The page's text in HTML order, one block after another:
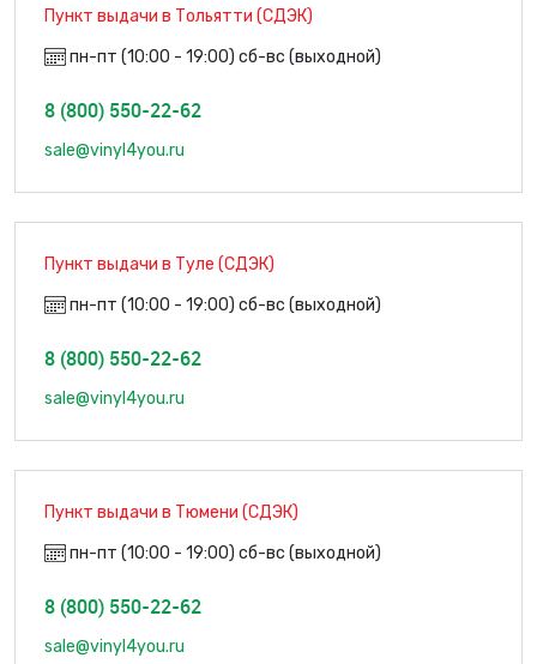
Пункт выдачи в Тольятти (СДЭК)
пн-пт (10:00 - 19:00) сб-вс (выходной)
8 (800) 550-22-62
sale@vinyl4you.ru
Пункт выдачи в Туле (СДЭК)
пн-пт (10:00 - 19:00) сб-вс (выходной)
8 (800) 550-22-62
sale@vinyl4you.ru
Пункт выдачи в Тюмени (СДЭК)
пн-пт (10:00 - 19:00) сб-вс (выходной)
8 (800) 550-22-62
sale@vinyl4you.ru